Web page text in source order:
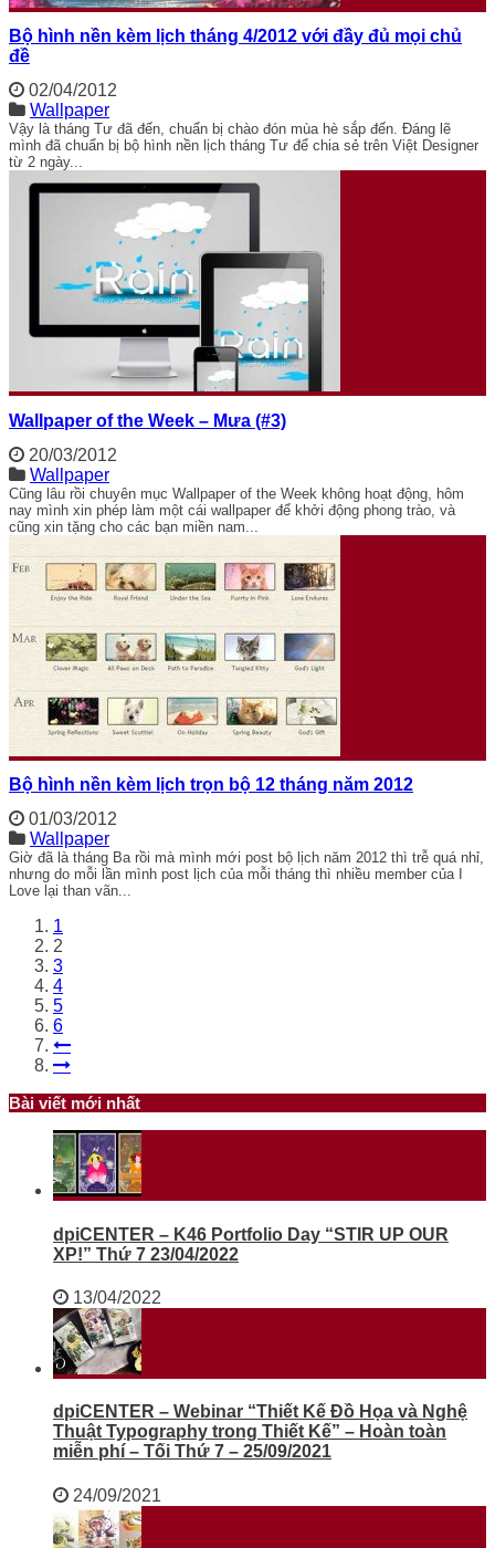
Bộ hình nền kèm lịch tháng 4/2012 với đầy đủ mọi chủ
đề
02/04/2012
Wallpaper
Vậy là tháng Tư đã đến, chuẩn bị chào đón mùa hè sắp đến. Đáng lẽ
mình đã chuẩn bị bộ hình nền lịch tháng Tư để chia sẻ trên Việt Designer
từ 2 ngày...
Wallpaper of the Week – Mưa (#3)
20/03/2012
Wallpaper
Cũng lâu rồi chuyên mục Wallpaper of the Week không hoạt động, hôm
nay mình xin phép làm một cái wallpaper để khởi động phong trào, và
cũng xin tặng cho các bạn miền nam...
Bộ hình nền kèm lịch trọn bộ 12 tháng năm 2012
01/03/2012
Wallpaper
Giờ đã là tháng Ba rồi mà mình mới post bộ lịch năm 2012 thì trễ quá nhỉ,
nhưng do mỗi lần mình post lịch của mỗi tháng thì nhiều member của I
Love lại than vãn...
1
2
3
4
5
6
Bài viết mới nhất
dpiCENTER – K46 Portfolio Day “STIR UP OUR
XP!” Thứ 7 23/04/2022
13/04/2022
dpiCENTER – Webinar “Thiết Kế Đồ Họa và Nghệ
Thuật Typography trong Thiết Kế” – Hoàn toàn
miễn phí – Tối Thứ 7 – 25/09/2021
24/09/2021